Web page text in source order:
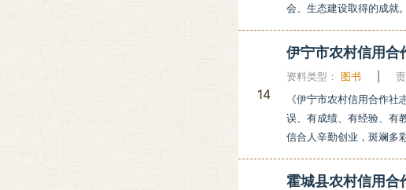
会、生态建设取得的成就
14
伊宁市农村信用合
资料类型：
图书
《伊宁市农村信用合作
误、有成绩、有经验、有
信合人辛勤创业，斑斓多
霍城县农村信用合